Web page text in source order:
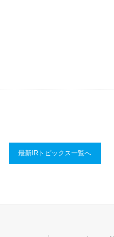
最新IRトピックス一覧へ